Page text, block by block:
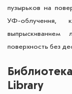
пузырьков на
УФ-облучения,
выпрыскиванием
поверхность без
Library